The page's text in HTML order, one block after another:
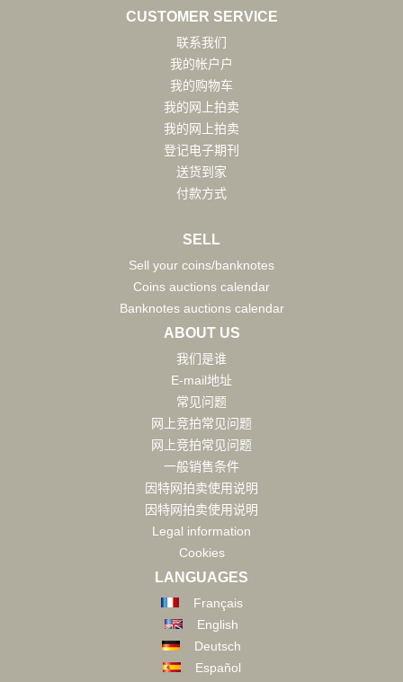
CUSTOMER SERVICE
联系我们
我的帐户户
我的购物车
我的网上拍卖
我的网上拍卖
登记电子期刊
送货到家
付款方式
SELL
Sell your coins/banknotes
Coins auctions calendar
Banknotes auctions calendar
ABOUT US
我们是谁
E-mail地址
常见问题
网上竞拍常见问题
网上竞拍常见问题
一般销售条件
因特网拍卖使用说明
因特网拍卖使用说明
Legal information
Cookies
LANGUAGES
Français
English
Deutsch
Español